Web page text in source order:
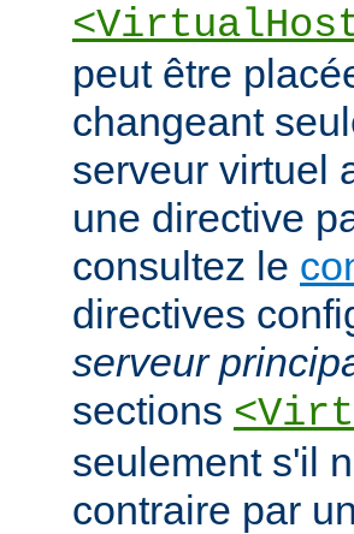
peut être
changeant
serveur virtuel
une directive
consultez le
directives
serveur
sections
seulement s'il
contraire par